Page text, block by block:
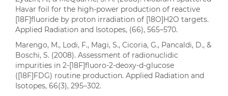
Havar foil for the high-power production of reactive
[18F]fluoride by proton irradiation of [18O]H2O targets.
Applied Radiation and Isotopes, (66), 565–570.
Marengo, M., Lodi, F., Magi, S., Cicoria, G., Pancaldi, D., &
Boschi, S. (2008). Assessment of radionuclidic
impurities in 2-[18F]fluoro-2-deoxy-d-glucose
([18F]FDG) routine production. Applied Radiation and
Isotopes, 66(3), 295–302.